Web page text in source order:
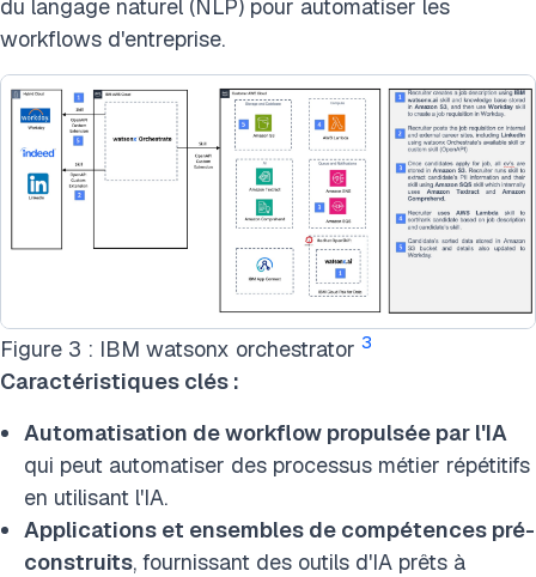
du langage naturel (NLP) pour automatiser les
workflows d'entreprise.
Figure 3 : IBM watsonx orchestrator 3
Caractéristiques clés :
Automatisation de workflow propulsée par l'IA
qui peut automatiser des processus métier répétitifs
en utilisant l'IA.
Applications et ensembles de compétences pré-
construits, fournissant des outils d'IA prêts à